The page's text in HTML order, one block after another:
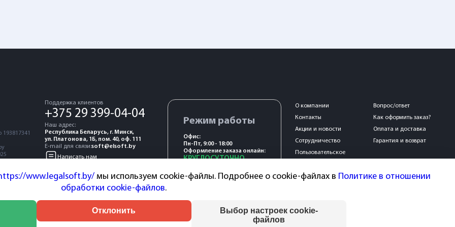
www.legalsoft.by/мы используем cookie-файлы. Подробнее о cookie-файлах в Политике в отношении
обработки cookie-файлов.
Отклонить
Выбор настроек cookie-
файлов
Поддержка клиентов
+375 29 399-04-04
Наш адрес:
Республика Беларусь, г. Минск,
ул. Платонова, 1Б, пом. 40, оф. 111
E-mail для связи:soft@elsoft.by
Написать нам
Режим работы
Офис:
Пн-Пт, 9:00 - 18:00
Оформление заказа онлайн:
КРУГЛОСУТОЧНО
О компании
Контакты
Акции и новости
Сотрудничество
Пользовательское
Вопрос/ответ
Как оформить заказ?
Оплата и доставка
Гарантия и возврат